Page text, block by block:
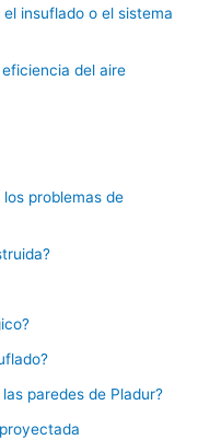
insuflado o el sistema
del aire
problemas de
paredes de Pladur?